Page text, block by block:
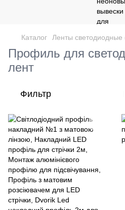
Каталог Ленты
Профиль для
лент
Фильтр